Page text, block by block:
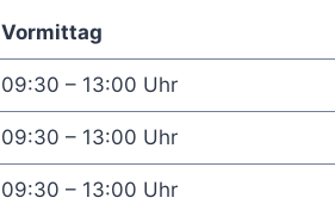
Vormittag
09:30 – 13:00 Uhr
09:30 – 13:00 Uhr
09:30 – 13:00 Uhr